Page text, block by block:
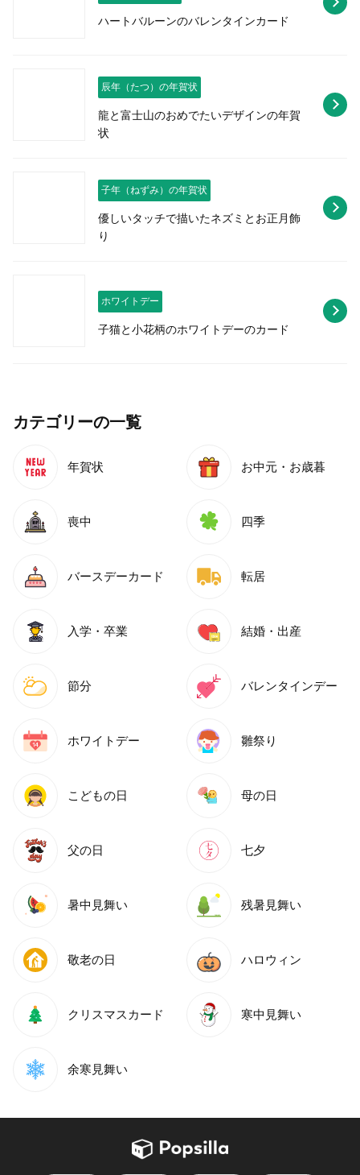
ハートバルーンのバレンタインカード
辰年（たつ）の年賀状
龍と富士山のおめでたいデザインの年賀
状
子年（ねずみ）の年賀状
優しいタッチで描いたネズミとお正月飾
り
ホワイトデー
子猫と小花柄のホワイトデーのカード
カテゴリーの一覧
年賀状 お中元・お歳暮
喪中 四季
バースデーカード 転居
入学・卒業 結婚・出産
節分 バレンタインデー
ホワイトデー 雛祭り
こどもの日 母の日
父の日 七夕
暑中見舞い 残暑見舞い
敬老の日 ハロウィン
クリスマスカード 寒中見舞い
余寒見舞い